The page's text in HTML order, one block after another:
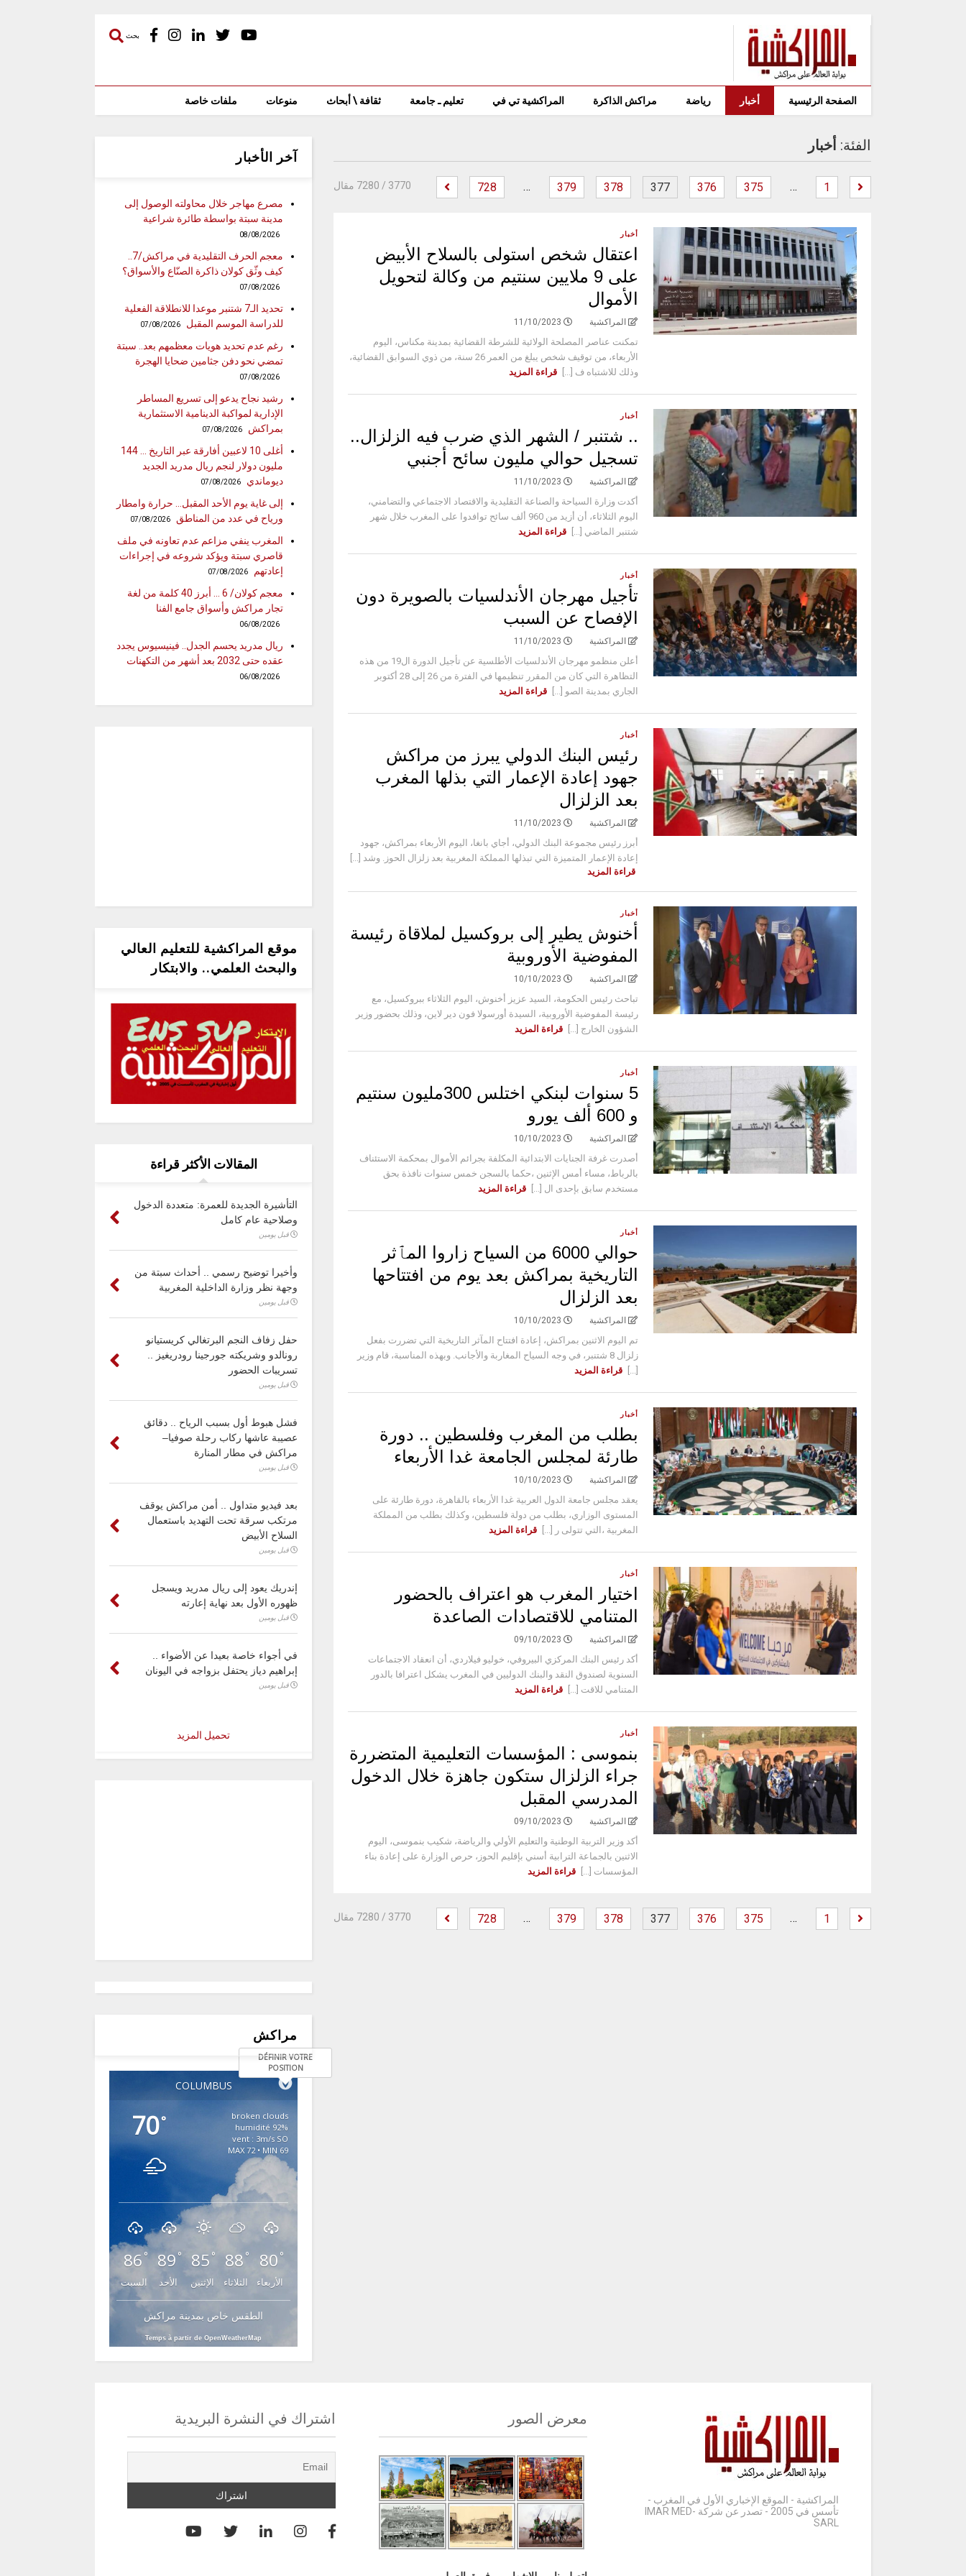
بحث
الصفحة الرئيسية أخبار رياضة مراكش الذاكرة المراكشية تي في تعليم ـ جامعة ثقافة \ أبحاث منوعات ملفات خاصة
الفئة: أخبار
1
…
375
376
377
378
379
…
728
3770 / 7280 مقال
أخبار
اعتقال شخص استولى بالسلاح الأبيض
على 9 ملايين سنتيم من وكالة لتحويل
الأموال
المراكشية 11/10/2023
تمكنت عناصر المصلحة الولائية للشرطة القضائية بمدينة مكناس، اليوم
الأربعاء، من توقيف شخص يبلغ من العمر 26 سنة، من ذوي السوابق القضائية،
وذلك للاشتباه ف [...]
قراءة المزيد
أخبار
.. شتنبر / الشهر الذي ضرب فيه الزلزال..
تسجيل حوالي مليون سائح أجنبي
المراكشية 11/10/2023
أكدت وزارة السياحة والصناعة التقليدية والاقتصاد الاجتماعي والتضامني،
اليوم الثلاثاء، أن أزيد من 960 ألف سائح توافدوا على المغرب خلال شهر
شتنبر الماضي [...]
قراءة المزيد
أخبار
تأجيل مهرجان الأندلسيات بالصويرة دون
الإفصاح عن السبب
المراكشية 11/10/2023
أعلن منظمو مهرجان الأندلسيات الأطلسية عن تأجيل الدورة ال19 من هذه
التظاهرة التي كان من المقرر تنظيمها في الفترة من 26 إلى 28 أكتوبر
الجاري بمدينة الصو [...]
قراءة المزيد
أخبار
رئيس البنك الدولي يبرز من مراكش
جهود إعادة الإعمار التي بذلها المغرب
بعد الزلزال
المراكشية 11/10/2023
أبرز رئيس مجموعة البنك الدولي، أجاي بانغا، اليوم الأربعاء بمراكش، جهود
إعادة الإعمار المتميزة التي تبذلها المملكة المغربية بعد زلزال الحوز. وشد [...]
قراءة المزيد
أخبار
أخنوش يطير إلى بروكسيل لملاقاة رئيسة
المفوضية الأوروبية
المراكشية 10/10/2023
تباحث رئيس الحكومة، السيد عزيز أخنوش، اليوم الثلاثاء ببروكسيل، مع
رئيسة المفوضية الأوروبية، السيدة أورسولا فون دير لاين، وذلك بحضور وزير
الشؤون الخارج [...]
قراءة المزيد
أخبار
5 سنوات لبنكي اختلس 300مليون سنتيم
و 600 ألف يورو
المراكشية 10/10/2023
أصدرت غرفة الجنايات الابتدائية المكلفة بجرائم الأموال بمحكمة الاستئناف
بالرباط، مساء أمس الإثنين ،حكما بالسجن خمس سنوات نافذة بحق
مستخدم سابق بإحدى ال [...]
قراءة المزيد
أخبار
حوالي 6000 من السياح زاروا المٱثر
التاريخية بمراكش بعد يوم من افتتاحها
بعد الزلزال
المراكشية 10/10/2023
تم اليوم الاثنين بمراكش، إعادة افتتاح المآثر التاريخية التي تضررت بفعل
زلزال 8 شتنبر، في وجه السياح المغاربة والأجانب. وبهذه المناسبة، قام وزير
[...]
قراءة المزيد
أخبار
بطلب من المغرب وفلسطين .. دورة
طارئة لمجلس الجامعة غدا الأربعاء
المراكشية 10/10/2023
يعقد مجلس جامعة الدول العربية غدا الأربعاء بالقاهرة، دورة طارئة على
المستوى الوزاري، بطلب من دولة فلسطين، وكذلك بطلب من المملكة
المغربية ،التي تتولى ر [...]
قراءة المزيد
أخبار
اختيار المغرب هو اعتراف بالحضور
المتنامي للاقتصادات الصاعدة
المراكشية 09/10/2023
أكد رئيس البنك المركزي البيروفي، خوليو فيلاردي، أن انعقاد الاجتماعات
السنوية لصندوق النقد والبنك الدوليين في المغرب يشكل اعترافا بالدور
المتنامي للاقت [...]
قراءة المزيد
أخبار
بنموسى : المؤسسات التعليمية المتضررة
جراء الزلزال ستكون جاهزة خلال الدخول
المدرسي المقبل
المراكشية 09/10/2023
أكد وزير التربية الوطنية والتعليم الأولي والرياضة، شكيب بنموسى، اليوم
الاثنين بالجماعة الترابية أسني بإقليم الحوز، حرص الوزارة على إعادة بناء
المؤسسات [...]
قراءة المزيد
1
…
375
376
377
378
379
…
728
3770 / 7280 مقال
آخر الأخبار
مصرع مهاجر خلال محاولته الوصول إلى
مدينة سبتة بواسطة طائرة شراعية
08/08/2026
معجم الحرف التقليدية في مراكش/7..
كيف وثّق كولان ذاكرة الصنّاع والأسواق؟
07/08/2026
تحديد الـ7 شتنبر موعدا للانطلاقة الفعلية
للدراسة الموسم المقبل
07/08/2026
رغم عدم تحديد هويات معظمهم بعد.. سبتة
تمضي نحو دفن جثامين ضحايا الهجرة
07/08/2026
رشيد نجاح يدعو إلى تسريع المساطر
الإدارية لمواكبة الدينامية الاستثمارية
بمراكش
07/08/2026
أغلى 10 لاعبين أفارقة عبر التاريخ … 144
مليون دولار لنجم ريال مدريد الجديد
ديوماندي
07/08/2026
إلى غاية يوم الأحد المقبل… حرارة وامطار
ورياح في عدد من المناطق
07/08/2026
المغرب ينفي مزاعم عدم تعاونه في ملف
قاصري سبتة ويؤكد شروعه في إجراءات
إعادتهم
07/08/2026
معجم كولان/ 6 … أبرز 40 كلمة من لغة
تجار مراكش وأسواق جامع الفنا
06/08/2026
ريال مدريد يحسم الجدل.. فينيسيوس يجدد
عقده حتى 2032 بعد أشهر من التكهنات
06/08/2026
موقع المراكشية للتعليم العالي
والبحث العلمي.. والابتكار
المقالات الأكثر قراءة
التأشيرة الجديدة للعمرة: متعددة الدخول
وصلاحية عام كامل
قبل يومين
وأخيرا توضيح رسمي .. أحداث سبتة من
وجهة نظر وزارة الداخلية المغربية
قبل يومين
حفل زفاف النجم البرتغالي كريستيانو
رونالدو وشريكته جورجينا رودريغيز ..
تسريبات الحضور
قبل يومين
فشل هبوط أول بسبب الرياح .. دقائق
عصيبة عاشها ركاب رحلة صوفيا–
مراكش في مطار المنارة
قبل يومين
بعد فيديو متداول .. أمن مراكش يوقف
مرتكب سرقة تحت التهديد باستعمال
السلاح الأبيض
قبل يومين
إندريك يعود إلى ريال مدريد ويسجل
ظهوره الأول بعد نهاية إعارته
قبل يومين
في أجواء خاصة بعيدا عن الأضواء ..
إبراهيم دياز يحتفل بزواجه في اليونان
قبل يومين
تحميل المزيد
مراكش
COLUMBUS
DÉFINIR VOTRE
POSITION
70°
broken clouds
92% humidité
vent : 3m/s SO
MAX 72 • MIN 69
86 °
السبت
89 °
الأحد
85 °
الإثنين
88 °
الثلاثاء
80 °
الأربعاء
الطقس خاص بمدينة مراكش
Temps à partir de OpenWeatherMap
المراكشية - الموقع الإخباري الأول في المغرب -
تأسس في 2005 - تصدر عن شركة IMAR MED-
SARL
معرض الصور اشتراك في النشرة البريدية